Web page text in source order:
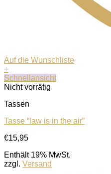
Auf die Wunschliste
+
Schnellansicht
Nicht vorrätig
Tassen
Tasse “law is in the air”
€15,95
Enthält 19% MwSt.
zzgl. Versand